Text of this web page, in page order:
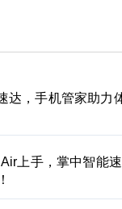
达，手机管家助力
上手，掌中智能